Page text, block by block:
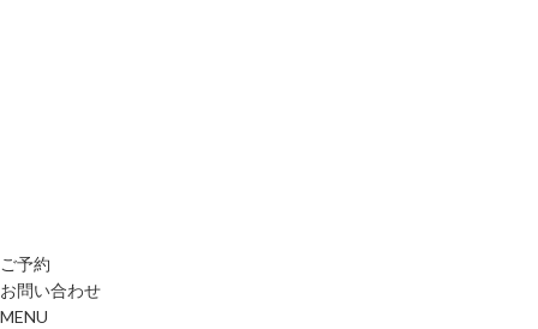
ご予約
お問い合わせ
MENU